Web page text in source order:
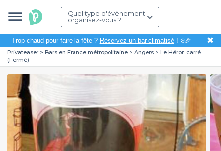
Quel type d'évènement
organisez-vous ?
Trop chaud pour faire la fête ? Réservez un bar climatisé! ❄️🎉 ✖
Privateaser Bars en France métropolitaine Angers
Le Héron carré
(Fermé)